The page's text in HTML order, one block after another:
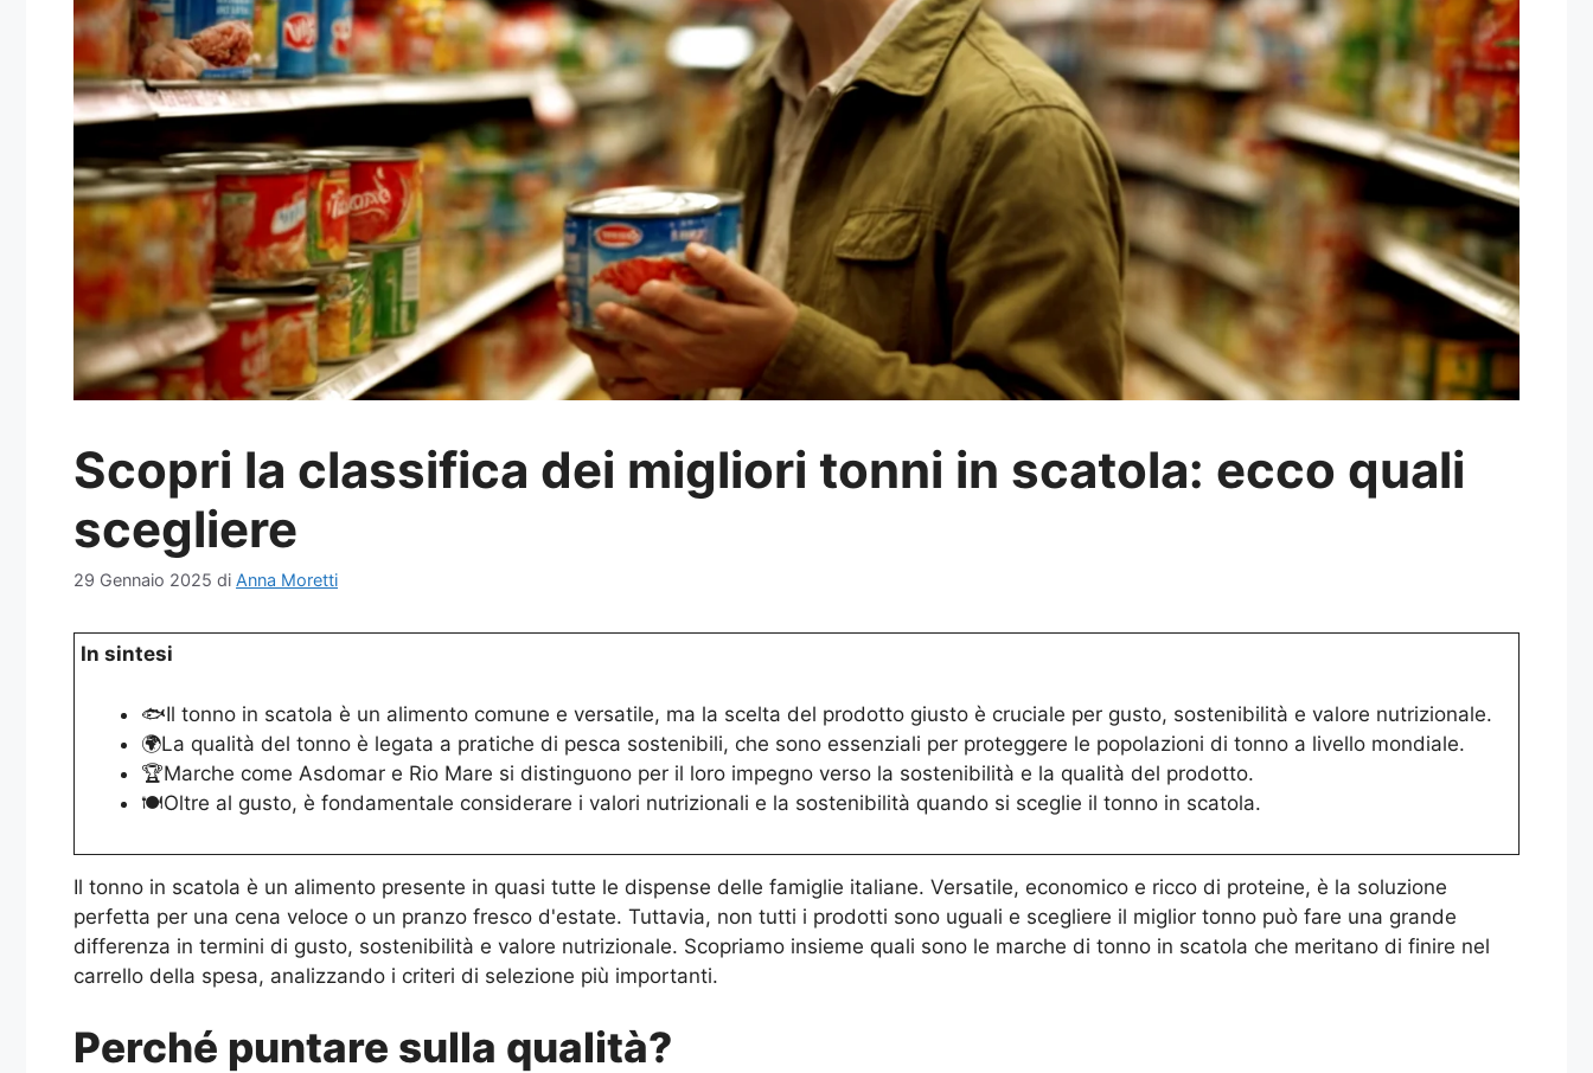
Scopri la classifica dei migliori tonni in scatola: ecco quali
scegliere
29 Gennaio 2025 di Anna Moretti
In sintesi
🐟Il tonno in scatola è un alimento comune e versatile, ma la scelta del prodotto giusto è cruciale per gusto, sostenibilità e valore nutrizionale.
🌍La qualità del tonno è legata a pratiche di pesca sostenibili, che sono essenziali per proteggere le popolazioni di tonno a livello mondiale.
🏆Marche come Asdomar e Rio Mare si distinguono per il loro impegno verso la sostenibilità e la qualità del prodotto.
🍽️Oltre al gusto, è fondamentale considerare i valori nutrizionali e la sostenibilità quando si sceglie il tonno in scatola.
Il tonno in scatola è un alimento presente in quasi tutte le dispense delle famiglie italiane. Versatile, economico e ricco di proteine, è la soluzione
perfetta per una cena veloce o un pranzo fresco d'estate. Tuttavia, non tutti i prodotti sono uguali e scegliere il miglior tonno può fare una grande
differenza in termini di gusto, sostenibilità e valore nutrizionale. Scopriamo insieme quali sono le marche di tonno in scatola che meritano di finire nel
carrello della spesa, analizzando i criteri di selezione più importanti.
Perché puntare sulla qualità?